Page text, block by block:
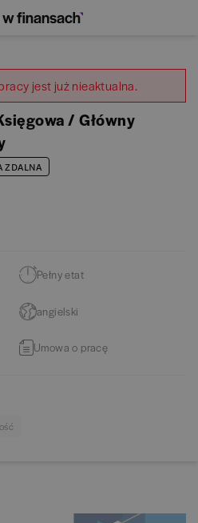
jest już nieaktualna.
/ Główny
ZDALNA
Pełny etat
angielski
Umowa o pracę